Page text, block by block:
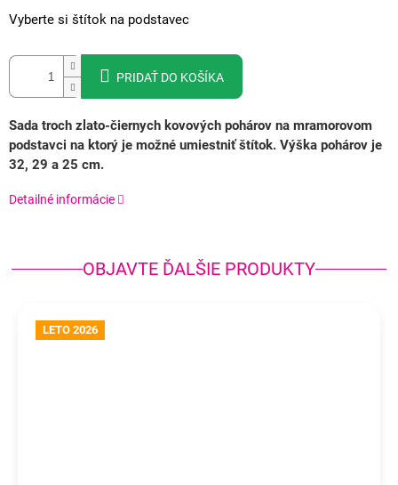
Vyberte si štítok na podstavec
PRIDAŤ DO KOŠÍKA
Sada troch zlato-čiernych kovových pohárov na mramorovom
podstavci na ktorý je možné umiestniť štítok. Výška pohárov je
32, 29 a 25 cm.
Detailné informácie
OBJAVTE ĎALŠIE PRODUKTY
LETO 2026